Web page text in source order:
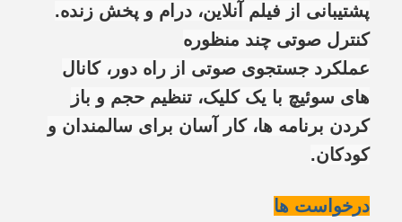
پشتیبانی از فیلم آنلاین، درام و پخش زنده.
کنترل صوتی چند منظوره
عملکرد جستجوی صوتی از راه دور، کانال
های سوئیچ با یک کلیک، تنظیم حجم و باز
کردن برنامه ها، کار آسان برای سالمندان و
کودکان.
درخواست ها